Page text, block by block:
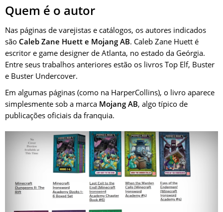
Quem é o autor
Nas páginas de varejistas e catálogos, os autores indicados
são Caleb Zane Huett e Mojang AB. Caleb Zane Huett é
escritor e game designer de Atlanta, no estado da Geórgia.
Entre seus trabalhos anteriores estão os livros Top Elf, Buster
e Buster Undercover.
Em algumas páginas (como na HarperCollins), o livro aparece
simplesmente sob a marca Mojang AB, algo típico de
publicações oficiais da franquia.